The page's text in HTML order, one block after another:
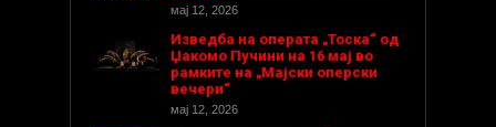
мај 12, 2026
Изведба на операта „Тоска“ од
Џакомо Пучини на 16 мај во
рамките на „Мајски оперски
вечери“
мај 12, 2026